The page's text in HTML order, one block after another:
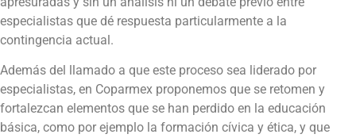
especialistas que dé respuesta particularmente a la
contingencia actual.
Además del llamado a que este proceso sea liderado por
especialistas, en Coparmex proponemos que se retomen y
fortalezcan elementos que se han perdido en la educación
básica, como por ejemplo la formación cívica y ética, y que